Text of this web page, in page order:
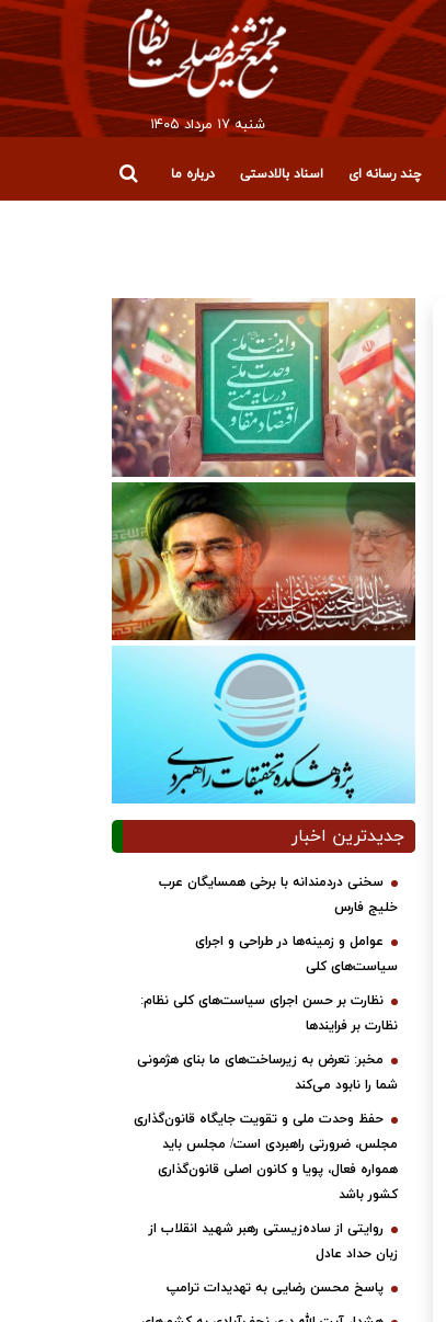
شنبه ۱۷ مرداد ۱۴۰۵
چند رسانه ای اسناد بالادستی درباره ما
جدیدترین اخبار
سخنی دردمندانه با برخی همسایگان عرب
خلیج فارس
عوامل و زمینه‌ها در طراحی و اجرای
سیاست‌های کلی
نظارت بر حسن اجرای سیاست‌های کلی نظام:
نظارت بر فرایندها
مخبر: تعرض به زیرساخت‌های ما بنای هژمونی
شما را نابود می‌کند
حفظ وحدت ملی و تقویت جایگاه قانون‌گذاری
مجلس، ضرورتی راهبردی است/ مجلس باید
همواره فعال، پویا و کانون اصلی قانون‌گذاری
کشور باشد
روایتی از ساده‌زیستی رهبر شهید انقلاب از
زبان حداد عادل
پاسخ محسن رضایی به تهدیدات ترامپ